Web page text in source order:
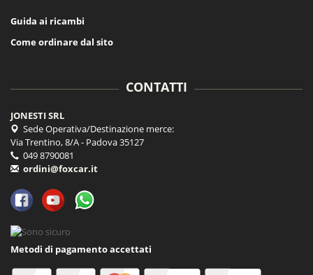
Guida ai ricambi
Come ordinare dal sito
CONTATTI
JONESTI SRL
Sede Operativa/Destinazione merce:
Via Trentino, 8/A - Padova 35127
049 8790081
ordini@foxcar.it
Metodi di pagamento accettati